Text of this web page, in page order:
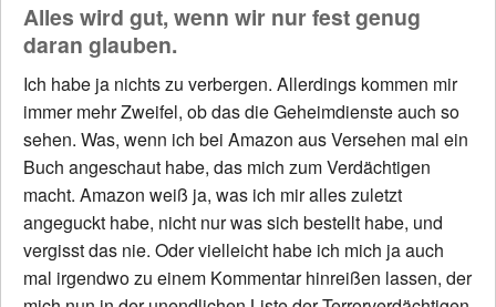
Alles wird gut, wenn wir nur fest genug
daran glauben.
Ich habe ja nichts zu verbergen. Allerdings kommen mir
immer mehr Zweifel, ob das die Geheimdienste auch so
sehen. Was, wenn ich bei Amazon aus Versehen mal ein
Buch angeschaut habe, das mich zum Verdächtigen
macht. Amazon weiß ja, was ich mir alles zuletzt
angeguckt habe, nicht nur was sich bestellt habe, und
vergisst das nie. Oder vielleicht habe ich mich ja auch
mal irgendwo zu einem Kommentar hinreißen lassen, der